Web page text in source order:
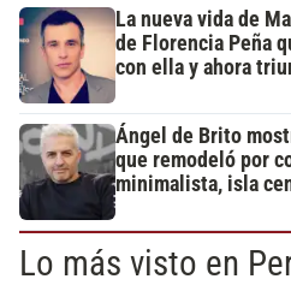
La nueva vida de
de Florencia Peña
con ella y ahora
Ángel de Brito
que remodeló por
minimalista, isla
Lo más visto en